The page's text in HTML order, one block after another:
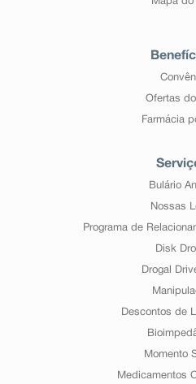
Ofertas
Farmácia
Bulário
Nossas
Programa de
Disk
Drogal
Descontos de
Momento
Medicamentos